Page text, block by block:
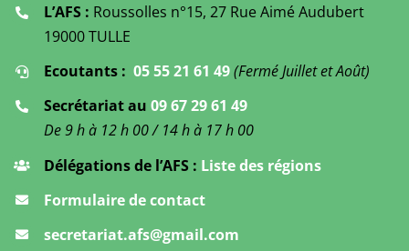
L’AFS : Roussolles n°15, 27 Rue Aimé Audubert
19000 TULLE
Ecoutants : 05 55 21 61 49(Fermé Juillet et Août)
Secrétariat au 09 67 29 61 49
De 9 h à 12 h 00 / 14 h à 17 h 00
Délégations de l’AFS : Liste des régions
Formulaire de contact
secretariat.afs@gmail.com